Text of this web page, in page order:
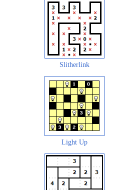
Slitherlink
Light Up